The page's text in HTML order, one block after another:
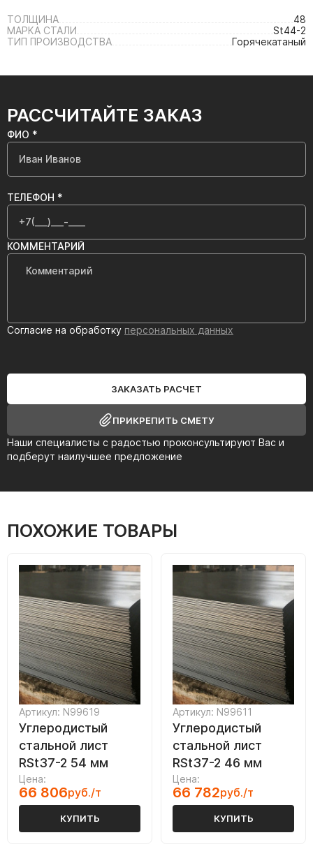
ТОЛЩИНА
48
МАРКА СТАЛИ
St44-2
ТИП ПРОИЗВОДСТВА
Горячекатаный
РАССЧИТАЙТЕ ЗАКАЗ
Наши специалисты с радостью проконсультируют Вас и
подберут наилучшее предложение
ФИО *
ТЕЛЕФОН *
КОММЕНТАРИЙ
Согласие на обработку персональных данных
ЗАКАЗАТЬ РАСЧЕТ
ПРИКРЕПИТЬ СМЕТУ
ПОХОЖИЕ ТОВАРЫ
Артикул: N99619
Углеродистый
стальной лист
RSt37-2 54 мм
Цена:
66 806руб./т
КУПИТЬ
Артикул: N99611
Углеродистый
стальной лист
RSt37-2 46 мм
Цена:
66 782руб./т
КУПИТЬ